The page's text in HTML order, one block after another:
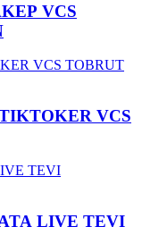
VCS
VCS
LIVE TEVI